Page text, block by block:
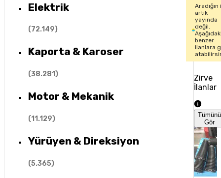
Elektrik
(72.149)
Kaporta & Karoser
(38.281)
Motor & Mekanik
(11.129)
Yürüyen & Direksiyon
(5.365)
Aradığın
artık
yayında
değil.
benzer
ilanlara
Zirve
İlanlar
Tümünü
Gör